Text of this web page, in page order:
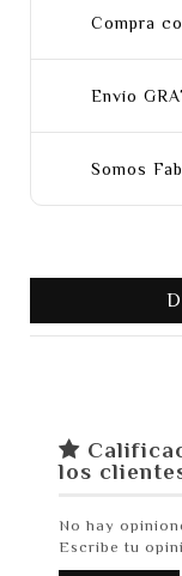
Compra
Envío
Somos
los
No hay
Escribe tu